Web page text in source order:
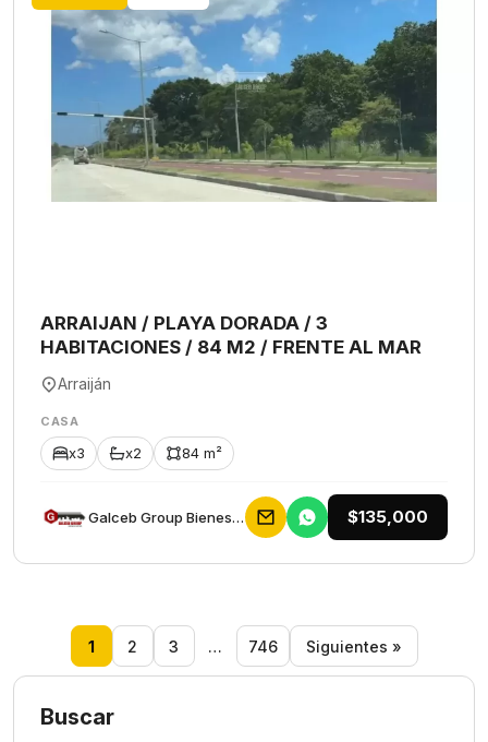
ARRAIJAN / PLAYA DORADA / 3
HABITACIONES / 84 M2 / FRENTE AL MAR
Arraiján
CASA
x3 x2 84 m²
Galceb Group Bienes Raices $135,000
1 2 3 … 746 Siguientes »
Buscar